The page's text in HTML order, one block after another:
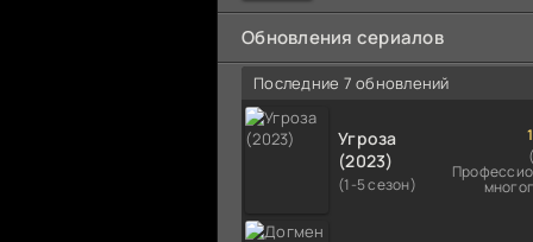
намного
Обновления сериалов
Последние 7 обновлений
Угроза
(2023)
(1-5 сезон)